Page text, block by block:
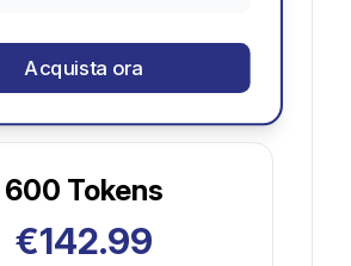
Acquista ora
600 Tokens
€142.99